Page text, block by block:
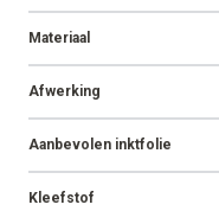
Materiaal
Afwerking
Aanbevolen inktfolie
Kleefstof